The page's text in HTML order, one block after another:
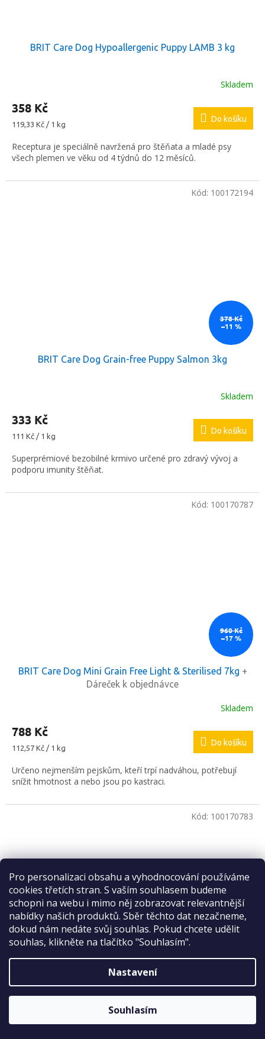
Pro personalizaci obsahu a vyhodnocování používáme
cookies třetích stran. S vaším souhlasem budeme
schopni na webu i mimo něj zobrazovat relevantnější
nabídky našich produktů. Sběr těchto dat nezačneme,
dokud nám nedáte svůj souhlas. Pokud chcete udělit
souhlas, klikněte na tlačítko "Souhlasím".
Nastavení
Souhlasím
BRIT Care Dog Hypoallergenic Puppy LAMB 3 kg
Skladem
358 Kč
Měrná
119,33 Kč / 1 kg
Do košíku
Receptura je speciálně navržená pro štěňata a mladé psy
všech plemen ve věku od 4 týdnů do 12 měsíců.
378 Kč
–11 %
BRIT Care Dog Grain-free Puppy Salmon 3kg
Skladem
333 Kč
Měrná
111 Kč / 1 kg
Do košíku
Superprémiové bezobilné krmivo určené pro zdravý vývoj a
podporu imunity štěňat.
Kód: 100172194
960 Kč
–17 %
BRIT Care Dog Mini Grain Free Light & Sterilised 7kg +
Dáreček k objednávce
Skladem
788 Kč
Měrná
112,57 Kč / 1 kg
Do košíku
Určeno nejmenším pejskům, kteří trpí nadváhou, potřebují
snížit hmotnost a nebo jsou po kastraci.
Kód: 100170787
BRIT Care Dog Mini Grain Free Hair & Skin 400g
Kód: 100170783
Sleva 2 %
na první nákup
ODESLAT
Zásady zpracování osobních údajů